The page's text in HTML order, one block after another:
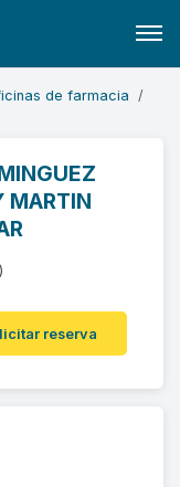
de farmacia
MARTIN
reserva